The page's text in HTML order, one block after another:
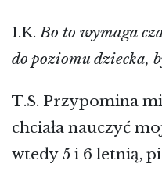
I.K.Bo to wymaga
do poziomu dziecka,
T.S. Przypomina
chciała nauczyć
wtedy 5 i 6 letnią,